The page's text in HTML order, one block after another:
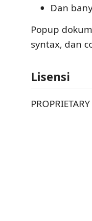
Dan
Popup
syntax, dan
Lisensi